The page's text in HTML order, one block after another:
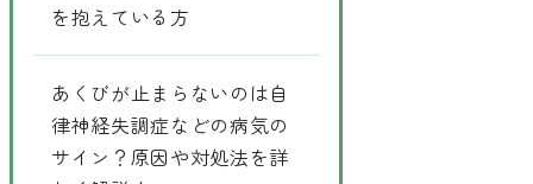
を抱えている方
あくびが止まらないのは自
律神経失調症などの病気の
サイン？原因や対処法を詳